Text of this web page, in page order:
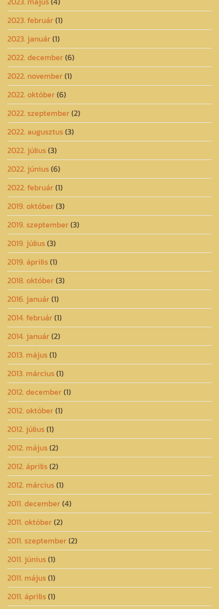
2023. február(1)
2023. január(1)
2022. december(6)
2022. november(1)
2022. október(6)
2022. szeptember(2)
2022. augusztus(3)
2022. július(3)
2022. június(6)
2022. február(1)
2019. október(3)
2019. szeptember(3)
2019. július(3)
2019. április(1)
2018. október(3)
2016. január(1)
2014. február(1)
2014. január(2)
2013. május(1)
2013. március(1)
2012. december(1)
2012. október(1)
2012. július(1)
2012. május(2)
2012. április(2)
2012. március(1)
2011. december(4)
2011. október(2)
2011. szeptember(2)
2011. június(1)
2011. május(1)
2011. április(1)